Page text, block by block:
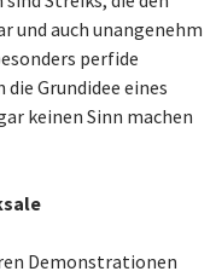
und auch unangenehm
perfide
Grundidee eines
keinen Sinn machen
Demonstrationen